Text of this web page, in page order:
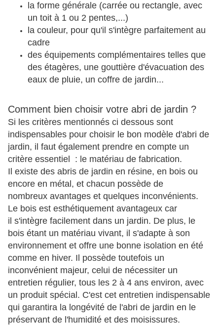
la forme générale (carrée ou rectangle, avec
un toit à 1 ou 2 pentes,...)
la couleur, pour qu'il s'intègre parfaitement au
cadre
des équipements complémentaires telles que
des étagères, une gouttière d'évacuation des
eaux de pluie, un coffre de jardin...
Comment bien choisir votre abri de jardin ?
Si les critères mentionnés ci dessous sont
indispensables pour choisir le bon modèle d'abri de
jardin, il faut également prendre en compte un
critère essentiel : le matériau de fabrication.
Il existe des abris de jardin en résine, en bois ou
encore en métal, et chacun possède de
nombreux avantages et quelques inconvénients.
Le bois est esthétiquement avantageux car
il s'intègre facilement dans un jardin. De plus, le
bois étant un matériau vivant, il s'adapte à son
environnement et offre une bonne isolation en été
comme en hiver. Il possède toutefois un
inconvénient majeur, celui de nécessiter un
entretien régulier, tous les 2 à 4 ans environ, avec
un produit spécial. C'est cet entretien indispensable
qui garantira la longévité de l'abri de jardin en le
préservant de l'humidité et des moisissures.